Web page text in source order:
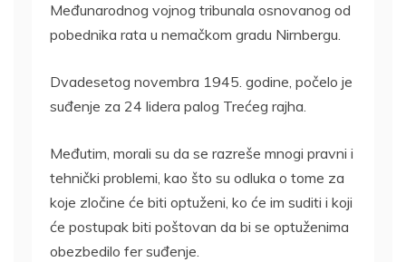
Međunarodnog vojnog tribunala osnovanog od
pobednika rata u nemačkom gradu Nirnbergu.
Dvadesetog novembra 1945. godine, počelo je
suđenje za 24 lidera palog Trećeg rajha.
Međutim, morali su da se razreše mnogi pravni i
tehnički problemi, kao što su odluka o tome za
koje zločine će biti optuženi, ko će im suditi i koji
će postupak biti poštovan da bi se optuženima
obezbedilo fer suđenje.